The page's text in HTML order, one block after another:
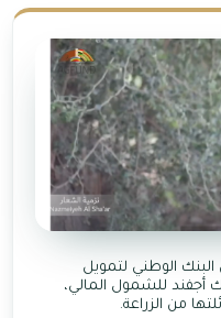
الوطني لتمويل
أجفند للشمول المالي،
من الزراعة.